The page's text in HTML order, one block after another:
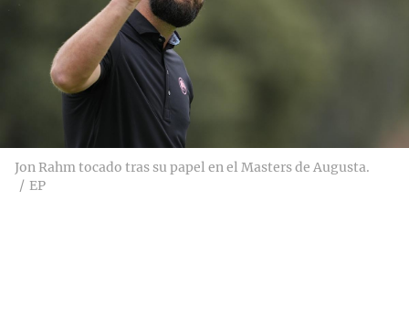
Jon Rahm tocado tras su papel en el Masters de Augusta.
EP